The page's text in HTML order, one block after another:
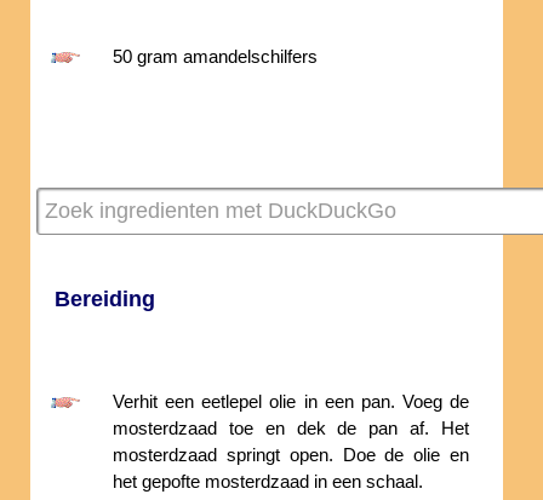
50 gram amandelschilfers
Bereiding
Verhit een eetlepel olie in een pan. Voeg de
mosterdzaad toe en dek de pan af. Het
mosterdzaad springt open. Doe de olie en
het gepofte mosterdzaad in een schaal.